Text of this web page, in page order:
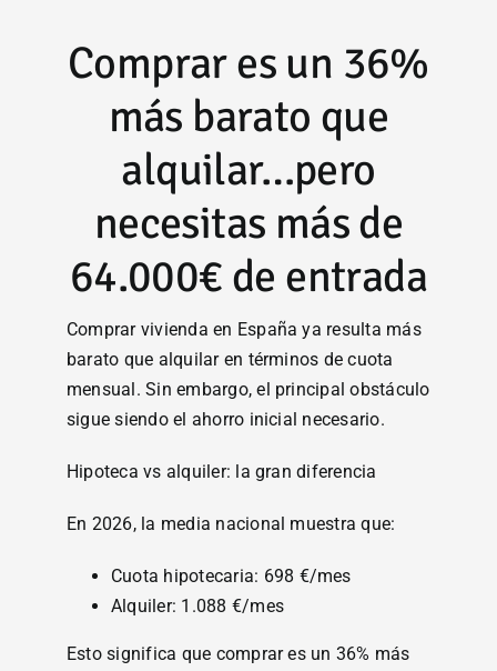
Comprar es un 36%
más barato que
alquilar…pero
necesitas más de
64.000€ de entrada
Comprar vivienda en España ya resulta más
barato que alquilar en términos de cuota
mensual. Sin embargo, el principal obstáculo
sigue siendo el ahorro inicial necesario.
Hipoteca vs alquiler: la gran diferencia
En 2026, la media nacional muestra que:
Cuota hipotecaria: 698 €/mes
Alquiler: 1.088 €/mes
Esto significa que comprar es un 36% más